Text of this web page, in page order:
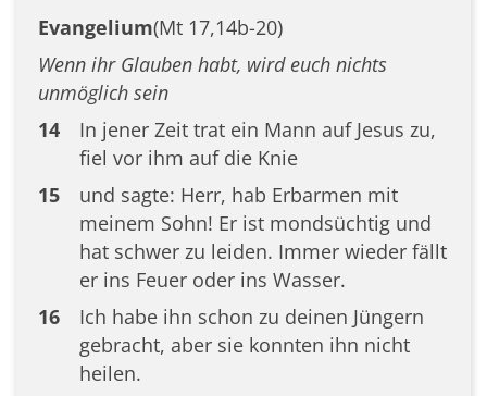
Evangelium(Mt 17,14b-20)
Wenn ihr Glauben habt, wird euch nichts
unmöglich sein
14
In jener Zeit trat ein Mann auf Jesus zu,
fiel vor ihm auf die Knie
15
und sagte: Herr, hab Erbarmen mit
meinem Sohn! Er ist mondsüchtig und
hat schwer zu leiden. Immer wieder fällt
er ins Feuer oder ins Wasser.
16
Ich habe ihn schon zu deinen Jüngern
gebracht, aber sie konnten ihn nicht
heilen.